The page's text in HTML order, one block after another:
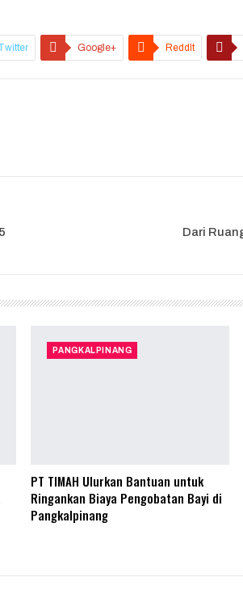
Google+ ReddIt
Dari
PANGKALPINANG
PT TIMAH Ulurkan Bantuan untuk
Ringankan Biaya Pengobatan Bayi di
Pangkalpinang